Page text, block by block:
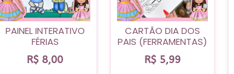
PAINEL INTERATIVO
FÉRIAS
R$ 8,00
CARTÃO DIA DOS
PAIS (FERRAMENTAS)
R$ 5,99